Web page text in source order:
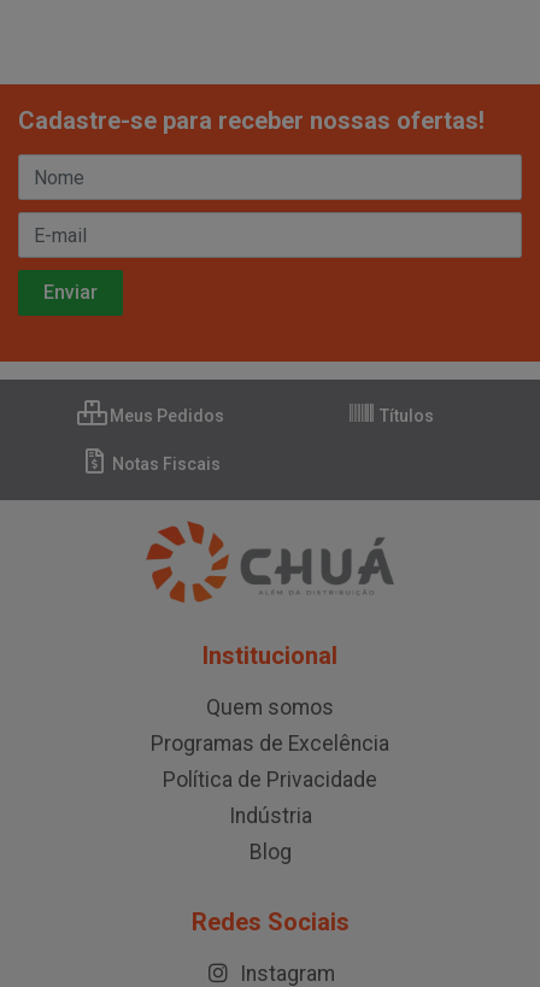
Cadastre-se para receber nossas ofertas!
Meus Pedidos Títulos
Notas Fiscais
Institucional
Quem somos
Programas de Excelência
Política de Privacidade
Indústria
Blog
Redes Sociais
Instagram